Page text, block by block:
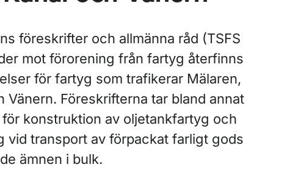
föreskrifter och allmänna råd (TSFS
mot förorening från fartyg återfinns
för fartyg som trafikerar Mälaren,
Vänern. Föreskrifterna tar bland annat
konstruktion av oljetankfartyg och
vid transport av förpackat farligt gods
ämnen i bulk.